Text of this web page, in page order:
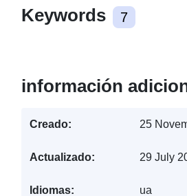
Keywords 7
información
Creado: 25
Actualizado: 29 July
Idiomas: ua